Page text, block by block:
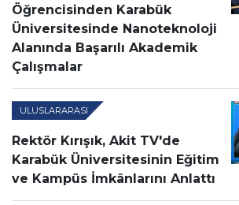
Öğrencisinden Karabük
Üniversitesinde Nanoteknoloji
Alanında Başarılı Akademik
Çalışmalar
ULUSLARARASI
Rektör Kırışık, Akit TV'de
Karabük Üniversitesinin Eğitim
ve Kampüs İmkânlarını Anlattı